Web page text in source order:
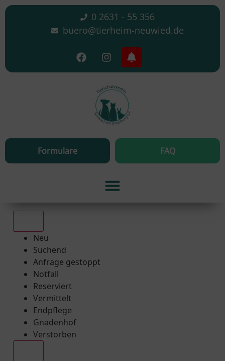
0 2631 - 55 356
buero@tierheim-neuwied.de
Formulare FAQ
Neu
Suchend
Anfrage gestoppt
Notfall
Reserviert
Vermittelt
Endpflege
Gnadenhof
Verstorben